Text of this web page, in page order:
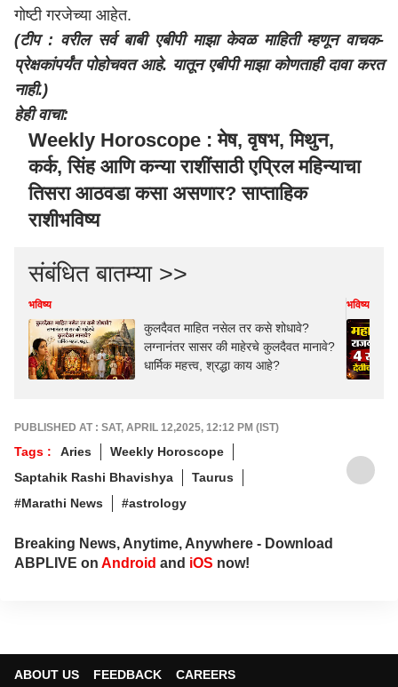
गोष्टी गरजेच्या आहेत.
(टीप : वरील सर्व बाबी एबीपी माझा केवळ माहिती म्हणून वाचक-
प्रेक्षकांपर्यंत पोहोचवत आहे. यातून एबीपी माझा कोणताही दावा करत
नाही.)
हेही वाचा:
Weekly Horoscope : मेष, वृषभ, मिथुन,
कर्क, सिंह आणि कन्या राशींसाठी एप्रिल महिन्याचा
तिसरा आठवडा कसा असणार? साप्ताहिक
राशीभविष्य
संबंधित बातम्या >>
भविष्य
कुलदैवत माहित नसेल तर कसे शोधावे?
लग्नानंतर सासर की माहेरचे कुलदैवत मानावे?
धार्मिक महत्त्व, श्रद्धा काय आहे?
भविष्य
PUBLISHED AT : SAT, APRIL 12,2025, 12:12 PM (IST)
Tags : Aries
Weekly Horoscope
Saptahik Rashi Bhavishya
Taurus
#Marathi News
#astrology
Breaking News, Anytime, Anywhere - Download
ABPLIVE on Android and iOS now!
ABOUT US FEEDBACK CAREERS